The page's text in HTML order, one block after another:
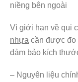
niềng bên ngoài
Vì giới hạn về qui
nhựa cần được đo
đảm bảo kích
– Nguyên liệu